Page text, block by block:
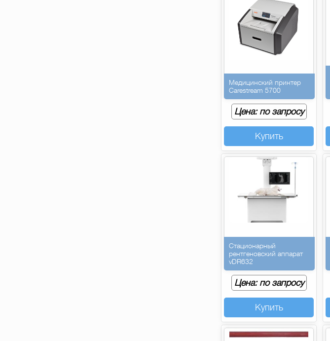
Медицинский принтер
Carestream 5700
Цена: по запросу
Купить
Стационарный
рентгеновский аппарат
vDR632
Цена: по запросу
Купить